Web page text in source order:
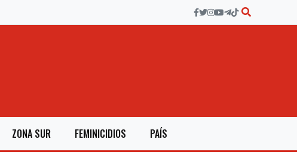
ZONA SUR FEMINICIDIOS PAÍS